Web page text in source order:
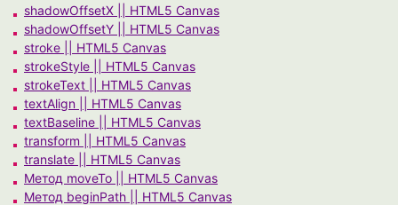
shadowOffsetX || HTML5 Canvas
shadowOffsetY || HTML5 Canvas
stroke || HTML5 Canvas
strokeStyle || HTML5 Canvas
strokeText || HTML5 Canvas
textAlign || HTML5 Canvas
textBaseline || HTML5 Canvas
transform || HTML5 Canvas
translate || HTML5 Canvas
Метод moveTo || HTML5 Canvas
Метод beginPath || HTML5 Canvas